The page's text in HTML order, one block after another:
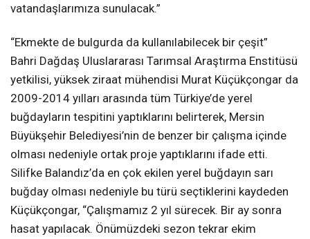
vatandaşlarımıza sunulacak.”
“Ekmekte de bulgurda da kullanılabilecek bir çeşit”
Bahri Dağdaş Uluslararası Tarımsal Araştırma Enstitüsü
yetkilisi, yüksek ziraat mühendisi Murat Küçükçongar da
2009-2014 yılları arasında tüm Türkiye’de yerel
buğdayların tespitini yaptıklarını belirterek, Mersin
Büyükşehir Belediyesi’nin de benzer bir çalışma içinde
olması nedeniyle ortak proje yaptıklarını ifade etti.
Silifke Balandız’da en çok ekilen yerel buğdayın sarı
buğday olması nedeniyle bu türü seçtiklerini kaydeden
Küçükçongar, “Çalışmamız 2 yıl sürecek. Bir ay sonra
hasat yapılacak. Önümüzdeki sezon tekrar ekim